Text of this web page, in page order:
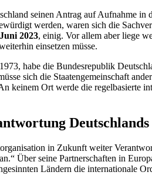
seinen Antrag auf Aufnahme
werden, waren sich die
2023, einig. Vor allem aber liege
einsetzen müsse.
habe die Bundesrepublik
sich die Staatengemeinschaft
keinem Ort werde die regelbasierte
Deutschlands
in Zukunft weiter
Über seine Partnerschaften in
Ländern die internationale